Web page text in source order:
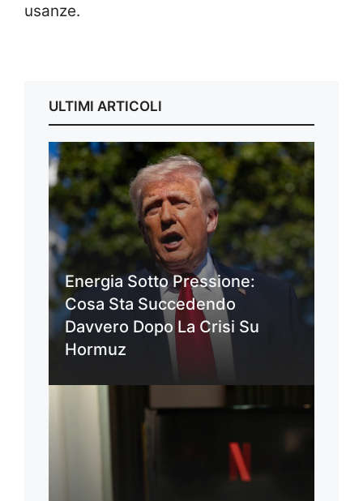
usanze.
ULTIMI ARTICOLI
Energia Sotto Pressione:
Cosa Sta Succedendo
Davvero Dopo La Crisi Su
Hormuz